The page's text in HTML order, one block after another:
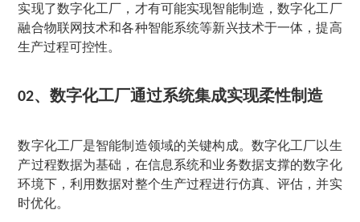
实现了数字化工厂，才有可能实现智能制造，数字化工厂
融合物联网技术和各种智能系统等新兴技术于一体，提高
生产过程可控性。
02、数字化工厂通过系统集成实现柔性制造
数字化工厂是智能制造领域的关键构成。数字化工厂以生
产过程数据为基础，在信息系统和业务数据支撑的数字化
环境下，利用数据对整个生产过程进行仿真、评估，并实
时优化。